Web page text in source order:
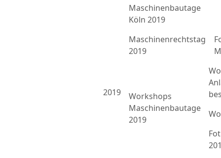
2019
Maschinenbautage
Köln 2019
Maschinenrechtstag
2019
Workshops
Maschinenbautage
2019